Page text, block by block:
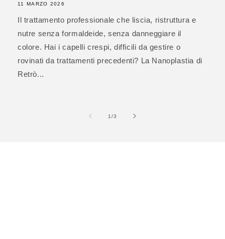
11 MARZO 2026
Il trattamento professionale che liscia, ristruttura e
nutre senza formaldeide, senza danneggiare il
colore. Hai i capelli crespi, difficili da gestire o
rovinati da trattamenti precedenti? La Nanoplastia di
Retrò...
1/su
3